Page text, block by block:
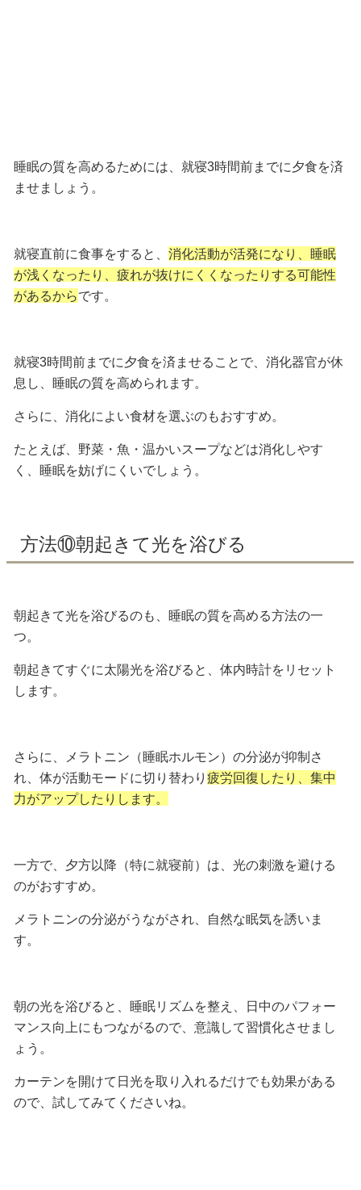
睡眠の質を高めるためには、 就寝3時間前までに夕食を済
ませましょう。
就寝直前に食事をすると、 消化活動が活発になり、睡眠
が浅くなったり、疲れが抜けにくくなったりする可能性
があるからです。
就寝3時間前までに夕食を済ませることで、消化器官が休
息し、睡眠の質を高められます。
さらに、消化によい食材を選ぶのもおすすめ。
たとえば、 野菜・魚・温かいスープなどは消化しやす
く、睡眠を妨げにくいでしょう。
方法⑩朝起きて光を浴びる
朝起きて光を浴びるのも、睡眠の質を高める方法の一
つ。
朝起きてすぐに太陽光を浴びると、体内時計をリセット
します。
さらに、メラトニン（睡眠ホルモン）の分泌が抑制さ
れ、体が活動モードに切り替わり 疲労回復したり、集中
力がアップしたりします。
一方で、夕方以降（特に就寝前）は、光の刺激を避ける
のがおすすめ。
メラトニンの分泌がうながされ、自然な眠気を誘いま
す。
朝の光を浴びると、睡眠リズムを整え、日中のパフォー
マンス向上にもつながるので、意識して習慣化させまし
ょう。
カーテンを開けて日光を取り入れるだけでも効果がある
ので、試してみてくださいね。